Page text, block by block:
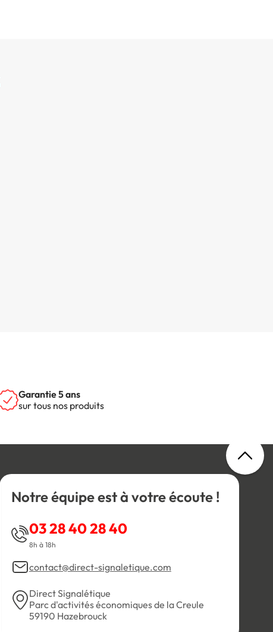
Garantie 5 ans
sur tous nos produits
Notre équipe est à votre écoute !
03 28 40 28 40
8h à 18h
contact@direct-signaletique.com
Direct Signalétique
Parc d'activités économiques de la Creule
59190 Hazebrouck